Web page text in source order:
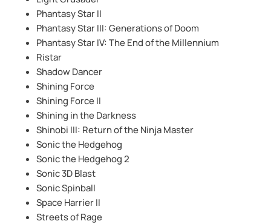
Phantasy Star II
Phantasy Star III: Generations of Doom
Phantasy Star IV: The End of the Millennium
Ristar
Shadow Dancer
Shining Force
Shining Force II
Shining in the Darkness
Shinobi III: Return of the Ninja Master
Sonic the Hedgehog
Sonic the Hedgehog 2
Sonic 3D Blast
Sonic Spinball
Space Harrier II
Streets of Rage